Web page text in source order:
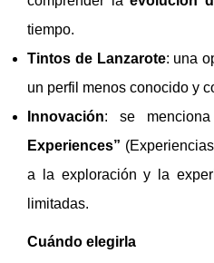
tiempo.
Tintos de Lanzarote: una
un perfil menos conocido y
Innovación: se
Experiences”
a la exploración y la
limitadas.
Cuándo elegirla